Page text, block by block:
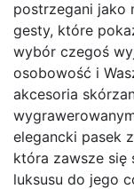
postrzegani jako
gesty, które
wybór czegoś
osobowość i
akcesoria
elegancki pasek
która zawsze się
luksusu do jego